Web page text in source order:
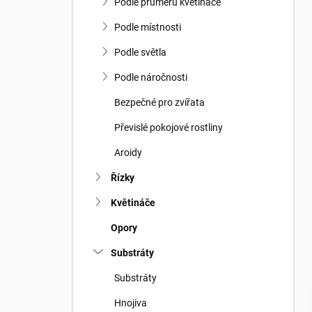
Podle místnosti
Podle světla
Podle náročnosti
Bezpečné pro zvířata
Převislé pokojové rostliny
Aroidy
Řízky
Květináče
Opory
Substráty
Substráty
Hnojiva